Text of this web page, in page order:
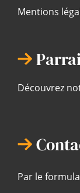
Mentions
Découvrez
Par le